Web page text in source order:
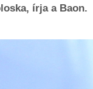
írja a Baon.